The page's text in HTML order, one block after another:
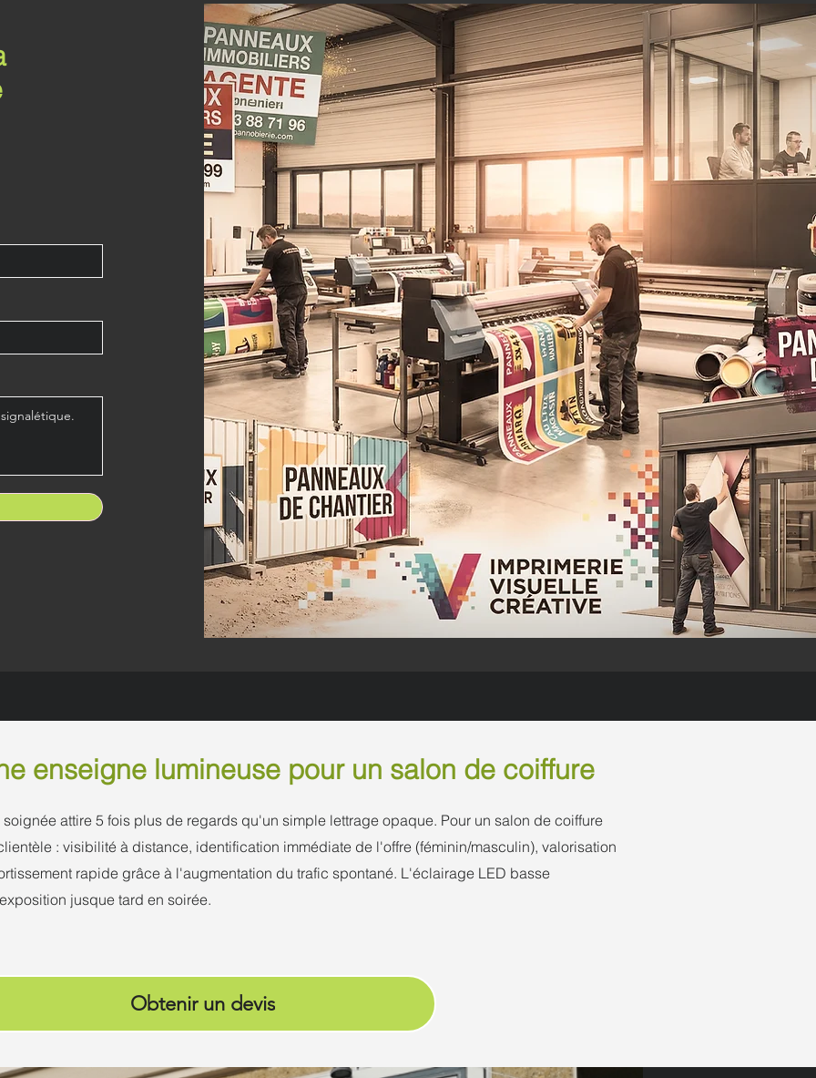
enseigne lumineuse pour un salon de coiffure
attire 5 fois plus de regards qu'un simple lettrage opaque. Pour un salon de coiffure
: visibilité à distance, identification immédiate de l'offre (féminin/masculin), valorisation
rapide grâce à l'augmentation du trafic spontané. L'éclairage LED basse
jusque tard en soirée.
Obtenir un devis